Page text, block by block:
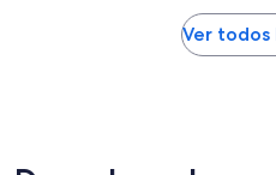
Ver todos